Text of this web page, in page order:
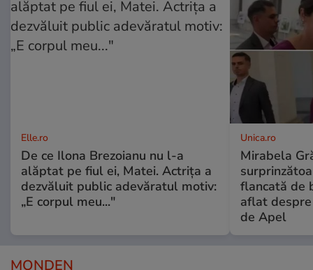
Elle.ro
De ce Ilona Brezoianu nu l-a
alăptat pe fiul ei, Matei. Actrița a
dezvăluit public adevăratul motiv:
„E corpul meu..."
Unica.ro
Mirabela
flancată de
aflat
de Apel
MONDEN